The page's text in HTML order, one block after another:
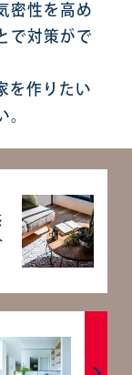
密性を高め
で対策がで
を作りたい
。